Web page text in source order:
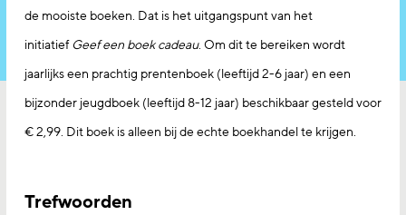
de mooiste boeken. Dat is het uitgangspunt van het
initiatief Geef een boek cadeau. Om dit te bereiken wordt
jaarlijks een prachtig prentenboek (leeftijd 2-6 jaar) en een
bijzonder jeugdboek (leeftijd 8-12 jaar) beschikbaar gesteld voor
€ 2,99. Dit boek is alleen bij de echte boekhandel te krijgen.
Trefwoorden